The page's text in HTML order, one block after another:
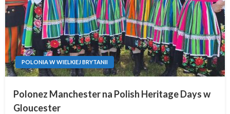
POLONIA W WIELKIEJ BRYTANII
Polonez Manchester na Polish Heritage Days w
Gloucester